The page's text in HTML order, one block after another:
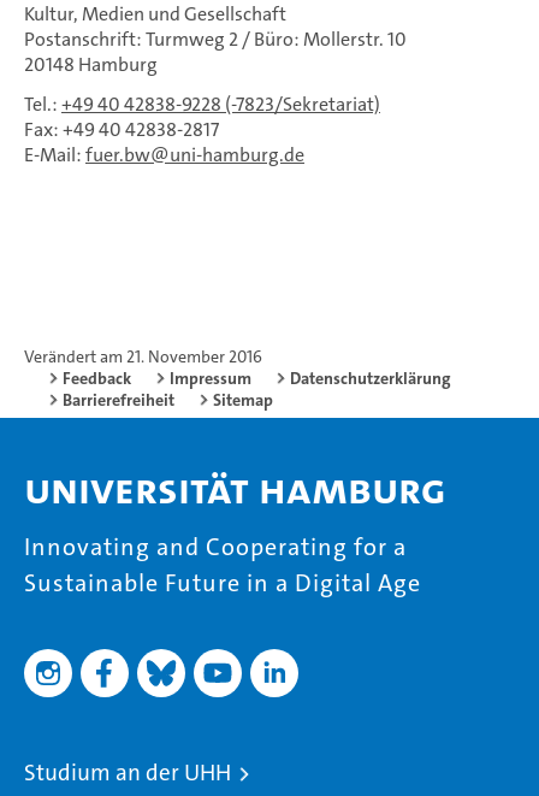
Kultur, Medien und Gesellschaft
Postanschrift: Turmweg 2 / Büro: Mollerstr. 10
20148 Hamburg
Tel.:+49 40 42838-9228 (-7823/Sekretariat)
Fax: +49 40 42838-2817
E-Mail:fuer.bw uni-hamburg.de
Verändert am 21. November 2016
Feedback
Impressum
Datenschutzerklärung
Barrierefreiheit
Sitemap
Universität Hamburg
Innovating and Cooperating for a
Sustainable Future in a Digital Age
Studium an der UHH